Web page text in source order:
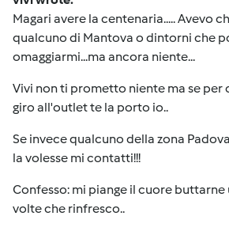
Magari avere la centenaria..... Avevo
qualcuno di Mantova o dintorni che
omaggiarmi...ma ancora niente...
Vivi non ti prometto niente ma se per
giro all'outlet te la porto io..
Se invece qualcuno della zona
la volesse mi contatti!!!
Confesso: mi piange il cuore
volte che rinfresco..